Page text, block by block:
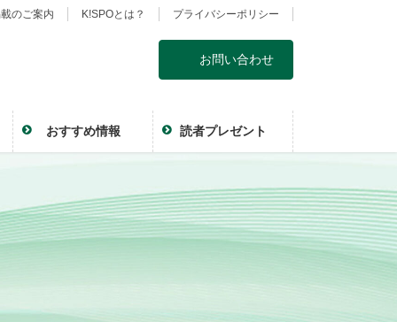
のご案内 K!SPOとは？ プライバシーポリシー
お問い合わせ
おすすめ情報 読者プレゼント